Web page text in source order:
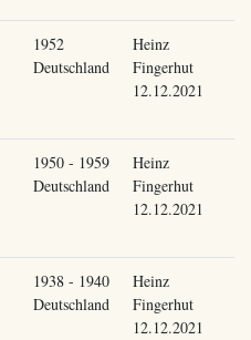
1952
Deutschland
Heinz
Fingerhut
12.12.2021
1950 - 1959
Deutschland
Heinz
Fingerhut
12.12.2021
1938 - 1940
Deutschland
Heinz
Fingerhut
12.12.2021